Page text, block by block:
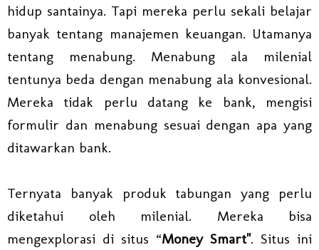
hidup santainya. Tapi mereka perlu sekali belajar
banyak tentang manajemen keuangan. Utamanya
tentang menabung. Menabung ala milenial
tentunya beda dengan menabung ala konvesional.
Mereka tidak perlu datang ke bank, mengisi
formulir dan menabung sesuai dengan apa yang
ditawarkan bank.
Ternyata banyak produk tabungan yang perlu
diketahui oleh milenial. Mereka bisa
mengexplorasi di situs “Money Smart". Situs ini